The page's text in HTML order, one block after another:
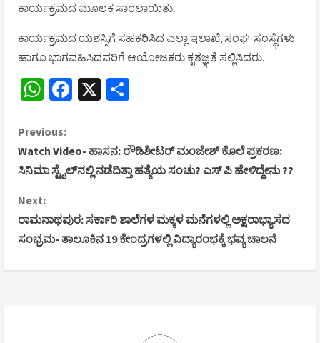
ಕಾರ್ಯಕ್ರಮದ ಮೂಲಕ ಸಾರಲಾಯಿತು.
ಕಾರ್ಯಕ್ರಮದ ಯಶಸ್ಸಿಗೆ ಸಹಕರಿಸಿದ ಎಲ್ಲಾ ಇಲಾಖೆ, ಸಂಘ-ಸಂಸ್ಥೆಗಳು
ಹಾಗೂ ಭಾಗವಹಿಸಿದವರಿಗೆ ಆಯೋಜಕರು ಕೃತಜ್ಞತೆ ಸಲ್ಲಿಸಿದರು.
WhatsApp
Facebook
X
C
o
n
t
Previous:
Watch Video- ಹಾಸನ: ರೌಡಿಶೀಟರ್ ಮಂಜೇಶ್ ಕೊಲೆ ಪ್ರಕರಣ:
ಸಿನಿಮಾ ಸ್ಟೈಲ್‌ನಲ್ಲಿ ನಡೆದಿತ್ತಾ ಹತ್ಯೆಯ ಸಂಚು? ಎಸ್‌ ಪಿ ಹೇಳಿದ್ದೇನು ??
Next:
ರಾಮನಾಥಪುರ: ಸರ್ಕಾರಿ ಶಾಲೆಗಳ ಮಕ್ಕಳ ಮನೆಗಳಲ್ಲಿ ಅಕ್ಷರಾಭ್ಯಾಸದ
ಸಂಭ್ರಮ- ತಾಲೂಕಿನ 19 ಕೇಂದ್ರಗಳಲ್ಲಿ ವಿದ್ಯಾರಂಭಕ್ಕೆ ಭವ್ಯ ಚಾಲನೆ